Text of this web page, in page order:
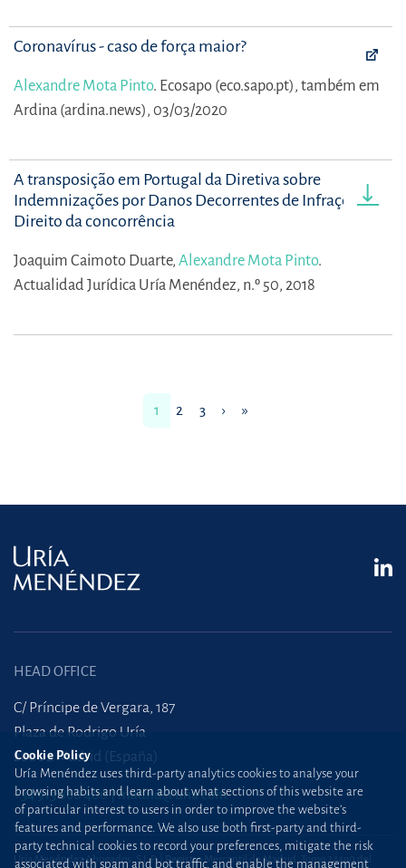
Coronavírus - caso de força maior?
Alexandre Mota Pinto. Ecosapo (eco.sapo.pt), também em
Ardina (ardina.news), 03/03/2020
A transposição em Portugal da Diretiva sobre
Indemnizações por Danos Decorrentes de Infrações ao
Direito da concorrência
Joaquim Caimoto Duarte, Alexandre Mota Pinto.
Actualidad Jurídica Uría Menéndez, n.º 50, 2018
1 2 3 › »
HEAD OFFICE
C/ Príncipe de Vergara, 187
Plaza de Rodrigo Uría
28002 Madrid (España)
+34 915 860 400 madrid@uria.com
Uría Menéndez Abogados, S.L.P. | Registro Mercantil de Madrid, Tomo 24490 del
Cookie Policy
Uría Menéndez uses third-party analytics cookies to analyse your
browsing habits and learn about what sections of this website are
of particular interest to users in order to improve the website’s
features and performance. We also use both first-party and third-
party technical cookies to record your preferences, mitigate the risk
associated with spam and bot traffic, and enable the management